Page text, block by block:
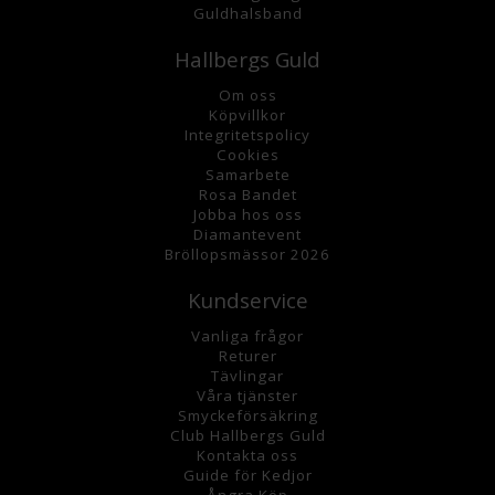
Guldhalsband
Hallbergs Guld
Om oss
Köpvillkor
Integritetspolicy
Cookies
Samarbete
Rosa Bandet
Jobba hos oss
Diamantevent
Bröllopsmässor 2026
Kundservice
Vanliga frågor
Returer
Tävlingar
Våra tjänster
Smyckeförsäkring
Club Hallbergs Guld
Kontakta oss
Guide för Kedjor